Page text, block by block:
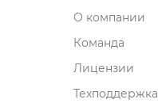
О компании
Команда
Лицензии
Техподдержка